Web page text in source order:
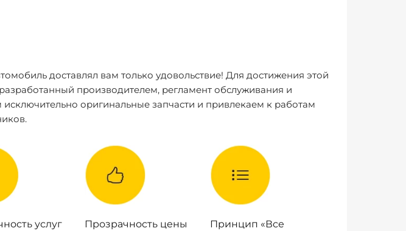
доставлял вам только удовольствие! Для достижения этой
производителем, регламент обслуживания и
оригинальные запчасти и привлекаем к работам
услуг Прозрачность цены
Принцип «Все